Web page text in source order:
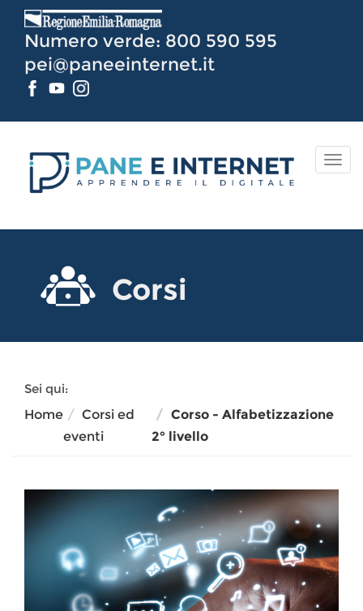
Contenuto
Numero verde: 800 590 595
pei@paneeinternet.it
Corsi
Sei qui:
Home
Corsi ed
eventi
Corso - Alfabetizzazione
2° livello